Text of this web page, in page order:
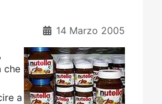
14 Marzo 2005
che
a